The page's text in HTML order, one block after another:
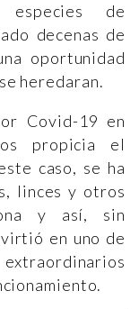
de
decenas de
oportunidad
heredaran.
Covid-19 en
propicia el
caso, se ha
linces y otros
y así, sin
en uno de